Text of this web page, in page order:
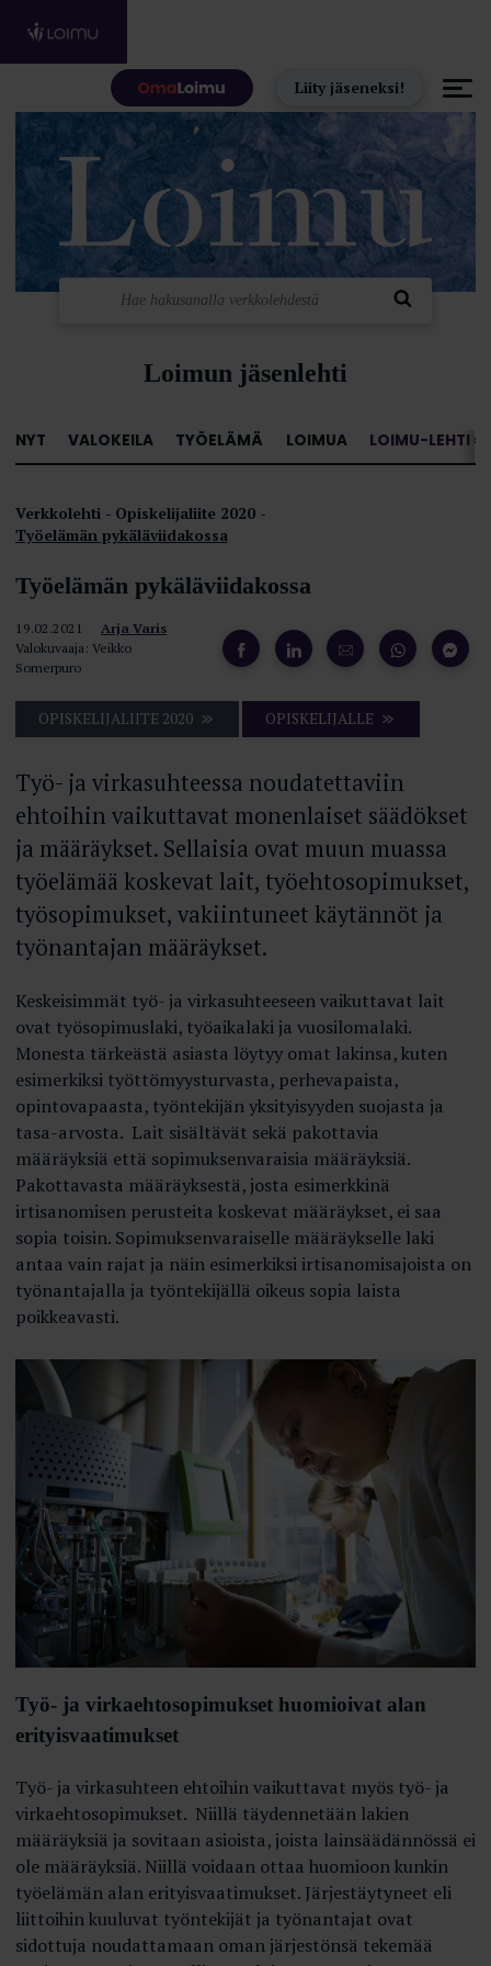
Liity jäseneksi!
Loimun jäsenlehti
NYT VALOKEILA TYÖELÄMÄ LOIMUA LOIMU-LEHTI »
Verkkolehti
Opiskelijaliite 2020
Työelämän pykäläviidakossa
Työelämän pykäläviidakossa
19.02.2021
Arja Varis
Valokuvaaja: Veikko
Somerpuro
OPISKELIJALIITE 2020 OPISKELIJALLE
Työ- ja virkasuhteessa noudatettaviin
ehtoihin vaikuttavat monenlaiset säädökset
ja määräykset. Sellaisia ovat muun muassa
työelämää koskevat lait, työehtosopimukset,
työsopimukset, vakiintuneet käytännöt ja
työnantajan määräykset.
Keskeisimmät työ- ja virkasuhteeseen vaikuttavat lait
ovat työsopimuslaki, työaikalaki ja vuosilomalaki.
Monesta tärkeästä asiasta löytyy omat lakinsa, kuten
esimerkiksi työttömyysturvasta, perhevapaista,
opintovapaasta, työntekijän yksityisyyden suojasta ja
tasa-arvosta. Lait sisältävät sekä pakottavia
määräyksiä että sopimuksenvaraisia määräyksiä.
Pakottavasta määräyksestä, josta esimerkkinä
irtisanomisen perusteita koskevat määräykset, ei saa
sopia toisin. Sopimuksenvaraiselle määräykselle laki
antaa vain rajat ja näin esimerkiksi irtisanomisajoista on
työnantajalla ja työntekijällä oikeus sopia laista
poikkeavasti.
Työ- ja virkaehtosopimukset huomioivat alan
erityisvaatimukset
Työ- ja virkasuhteen ehtoihin vaikuttavat myös työ- ja
virkaehtosopimukset. Niillä täydennetään lakien
määräyksiä ja sovitaan asioista, joista lainsäädännössä ei
ole määräyksiä. Niillä voidaan ottaa huomioon kunkin
työelämän alan erityisvaatimukset. Järjestäytyneet eli
liittoihin kuuluvat työntekijät ja työnantajat ovat
sidottuja noudattamaan oman järjestönsä tekemää